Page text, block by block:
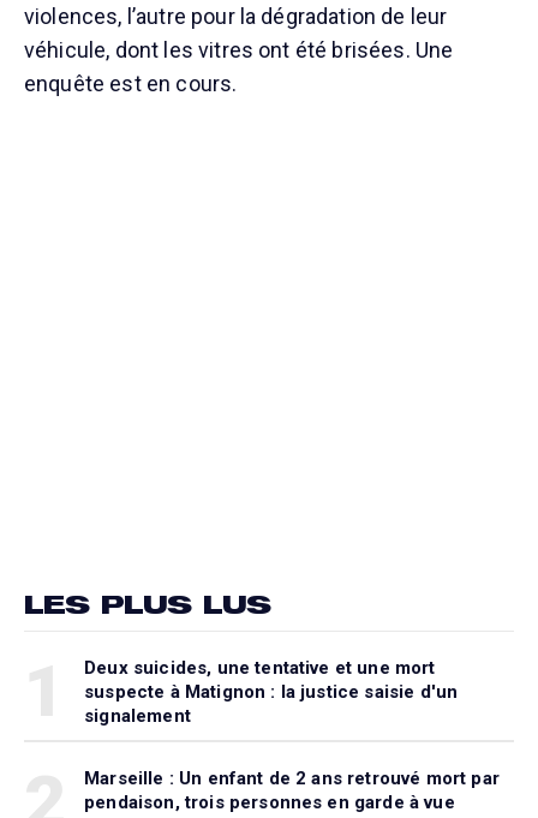
violences, l’autre pour la dégradation de leur
véhicule, dont les vitres ont été brisées. Une
enquête est en cours.
LES PLUS LUS
Deux suicides, une tentative et une mort
suspecte à Matignon : la justice saisie d'un
signalement
Marseille : Un enfant de 2 ans retrouvé mort par
pendaison, trois personnes en garde à vue